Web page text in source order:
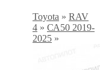
Toyota » RAV
4 » СА50 2019-
2025 »